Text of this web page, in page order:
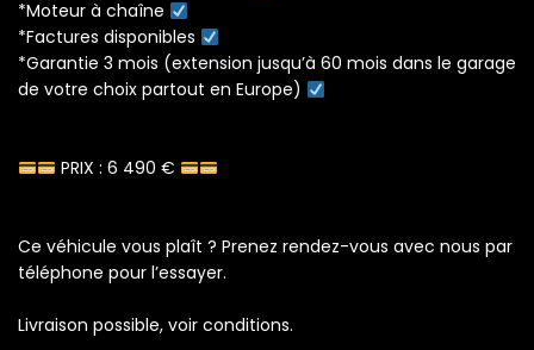
*Moteur à chaîne
*Factures disponibles
*Garantie 3 mois (extension jusqu’à 60 mois dans le garage
de votre choix partout en Europe)
PRIX : 6 490 €
Ce véhicule vous plaît ? Prenez rendez-vous avec nous par
téléphone pour l’essayer.
Livraison possible, voir conditions.